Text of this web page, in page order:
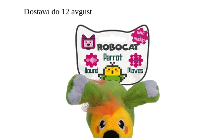
Dostava do 12 avgust